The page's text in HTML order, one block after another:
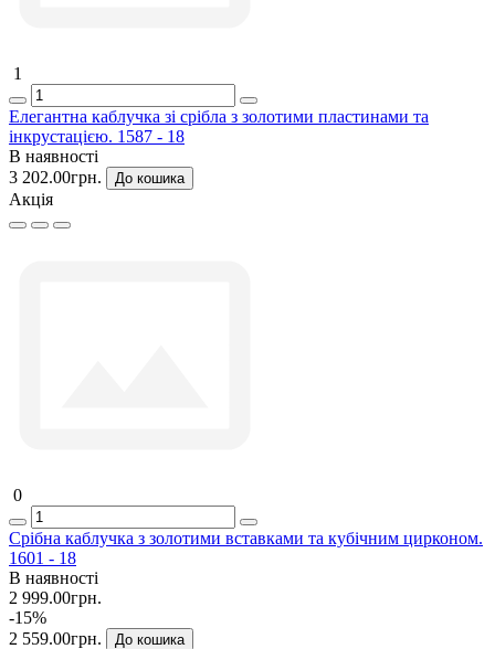
1
Елегантна каблучка зі срібла з золотими пластинами та
інкрустацією. 1587 - 18
В наявності
3 202.00грн.
До кошика
Акція
0
Срібна каблучка з золотими вставками та кубічним цирконом.
1601 - 18
В наявності
2 999.00грн.
-15%
2 559.00грн.
До кошика